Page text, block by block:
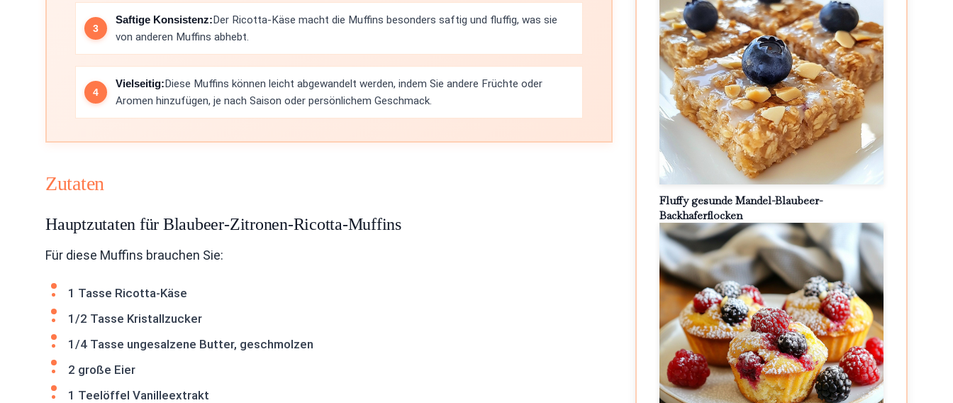
Saftige Konsistenz:Der Ricotta-Käse macht die Muffins besonders saftig und fluffig, was sie
von anderen Muffins abhebt.
Vielseitig:Diese Muffins können leicht abgewandelt werden, indem Sie andere Früchte oder
Aromen hinzufügen, je nach Saison oder persönlichem Geschmack.
Zutaten
Hauptzutaten für Blaubeer-Zitronen-Ricotta-Muffins
Für diese Muffins brauchen Sie:
1 Tasse Ricotta-Käse
1/2 Tasse Kristallzucker
1/4 Tasse ungesalzene Butter, geschmolzen
2 große Eier
1 Teelöffel Vanilleextrakt
Fluffy gesunde Mandel-Blaubeer-
Backhaferflocken